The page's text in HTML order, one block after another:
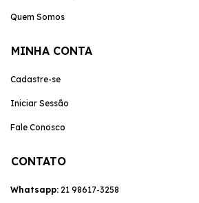
Quem Somos
MINHA CONTA
Cadastre-se
Iniciar Sessão
Fale Conosco
CONTATO
Whatsapp: 21 98617-3258